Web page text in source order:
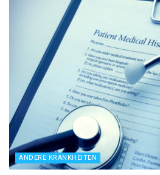
ANDERE KRANKHEITEN